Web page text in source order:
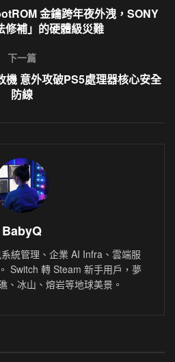
金鑰跨年夜外洩，SONY
修補」的硬體級災難
下一篇
意外攻破PS5處理器核心安全
防線
BabyQ
統管理、企業 AI Infra、雲端服
Switch 轉 Steam 新手用戶，夢
、冰山、熔岩等地球美景。